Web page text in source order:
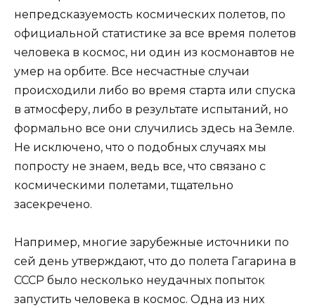
непредсказуемость космических полетов, по
официальной статистике за все время полетов
человека в космос, ни один из космонавтов не
умер на орбите. Все несчастные случаи
происходили либо во время старта или спуска
в атмосферу, либо в результате испытаний, но
формально все они случились здесь на Земле.
Не исключено, что о подобных случаях мы
попросту не знаем, ведь все, что связано с
космическими полетами, тщательно
засекречено.
Например, многие зарубежные источники по
сей день утверждают, что до полета Гагарина в
СССР было несколько неудачных попыток
запустить человека в космос. Одна из них